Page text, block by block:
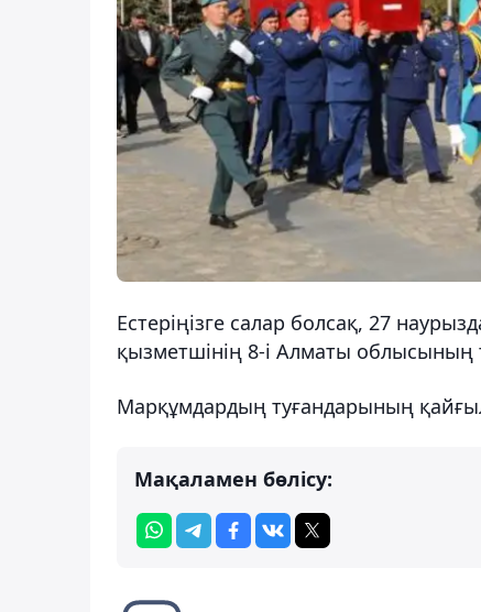
Естеріңізге салар болсақ, 27
қызметшінің 8-і Алматы облысының
Марқұмдардың туғандарының
Мақаламен бөлісу: